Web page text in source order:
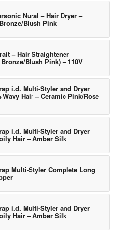
Nural – Hair Dryer –
Blush Pink
– Hair Straightener
Blush Pink) – 110V
i.d. Multi-Styler and Dryer
Hair – Ceramic Pink/Rose
i.d. Multi-Styler and Dryer
Hair – Amber Silk
Multi-Styler Complete Long
i.d. Multi-Styler and Dryer
Hair – Amber Silk